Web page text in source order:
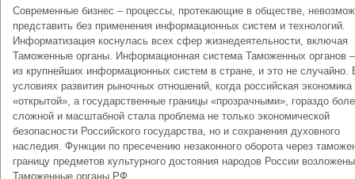
Современные бизнес – процессы, протекающие в обществе,
представить без применения информационных систем и технологий.
Информатизация коснулась всех сфер жизнедеятельности, включая
Таможенные органы. Информационная система Таможенных органов
из крупнейших информационных систем в стране, и это не случайно.
условиях развития рыночных отношений, когда российская экономика
«открытой», а государственные границы «прозрачными», гораздо
сложной и масштабной стала проблема не только экономической
безопасности Российского государства, но и сохранения духовного
наследия. Функции по пресечению незаконного оборота через
границу предметов культурного достояния народов России возложены
Таможенные органы РФ.